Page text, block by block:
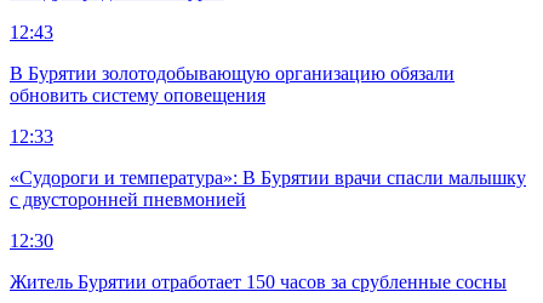
12:43
В Бурятии золотодобывающую организацию обязали
обновить систему оповещения
12:33
«Судороги и температура»: В Бурятии врачи спасли малышку
с двусторонней пневмонией
12:30
Житель Бурятии отработает 150 часов за срубленные сосны